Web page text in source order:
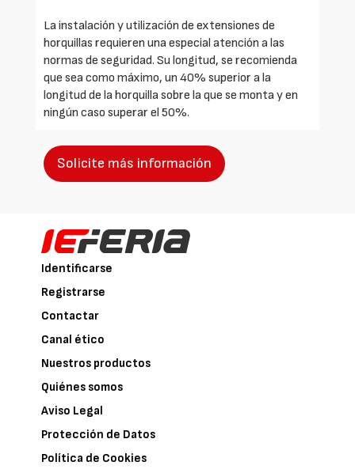
La instalación y utilización de extensiones de
horquillas requieren una especial atención a las
normas de seguridad. Su longitud, se recomienda
que sea como máximo, un 40% superior a la
longitud de la horquilla sobre la que se monta y en
ningún caso superar el 50%.
Solicite más información
Identificarse
Registrarse
Contactar
Canal ético
Nuestros productos
Quiénes somos
Aviso Legal
Protección de Datos
Política de Cookies